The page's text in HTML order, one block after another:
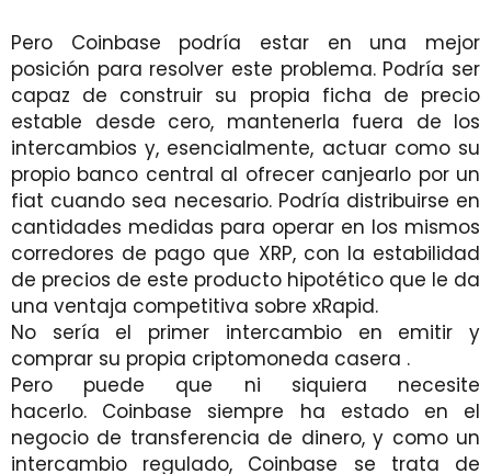
Pero Coinbase podría estar en una mejor
posición para resolver este problema. Podría ser
capaz de construir su propia ficha de precio
estable desde cero, mantenerla fuera de los
intercambios y, esencialmente, actuar como su
propio banco central al ofrecer canjearlo por un
fiat cuando sea necesario. Podría distribuirse en
cantidades medidas para operar en los mismos
corredores de pago que XRP, con la estabilidad
de precios de este producto hipotético que le da
una ventaja competitiva sobre xRapid.
No sería el primer intercambio en emitir y
comprar su propia criptomoneda casera .
Pero puede que ni siquiera necesite
hacerlo. Coinbase siempre ha estado en el
negocio de transferencia de dinero, y como un
intercambio regulado, Coinbase se trata de